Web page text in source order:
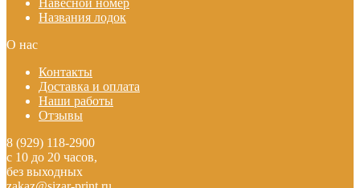
Навесной номер
Названия лодок
О нас
Контакты
Доставка и оплата
Наши работы
Отзывы
8 (929) 118-2900
с 10 до 20 часов,
без выходных